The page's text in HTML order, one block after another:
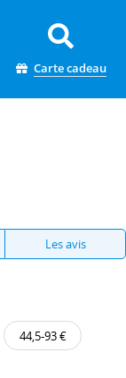
Carte cadeau
Les avis
44,5-93 €